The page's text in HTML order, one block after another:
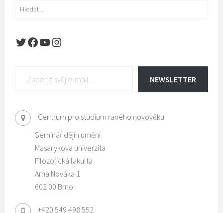
Vyhledávání
Twitter
Facebook
YouTube
Instagram
NEWSLETTER
Centrum pro studium raného novověku
Seminář dějin umění
Masarykova univerzita
Filozofická fakulta
Arna Nováka 1
602 00 Brno
+420 549 498 552